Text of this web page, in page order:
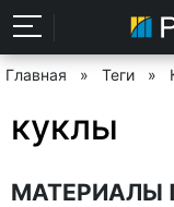
Главная » Теги »
куклы
МАТЕРИАЛЫ